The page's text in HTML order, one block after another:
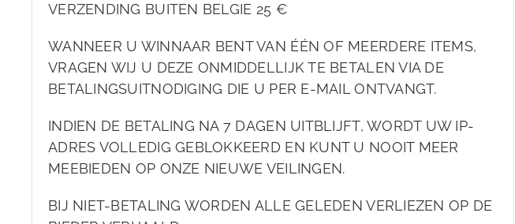
VERZENDING BUITEN BELGIE 25 €
WANNEER U WINNAAR BENT VAN ÉÉN OF MEERDERE ITEMS,
VRAGEN WIJ U DEZE ONMIDDELLIJK TE BETALEN VIA DE
BETALINGSUITNODIGING DIE U PER E-MAIL ONTVANGT.
INDIEN DE BETALING NA 7 DAGEN UITBLIJFT, WORDT UW IP-
ADRES VOLLEDIG GEBLOKKEERD EN KUNT U NOOIT MEER
MEEBIEDEN OP ONZE NIEUWE VEILINGEN.
BIJ NIET-BETALING WORDEN ALLE GELEDEN VERLIEZEN OP DE